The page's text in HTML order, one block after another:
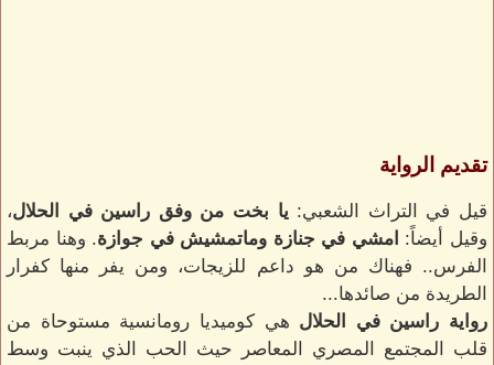
تقديم الرواية
قيل في التراث الشعبي: يا بخت من وفق راسين في الحلال،
وقيل أيضاً: امشي في جنازة وماتمشيش في جوازة. وهنا مربط
الفرس.. فهناك من هو داعم للزيجات، ومن يفر منها كفرار
الطريدة من صائدها...
رواية راسين في الحلال هي كوميديا رومانسية مستوحاة من
قلب المجتمع المصري المعاصر حيث الحب الذي ينبت وسط